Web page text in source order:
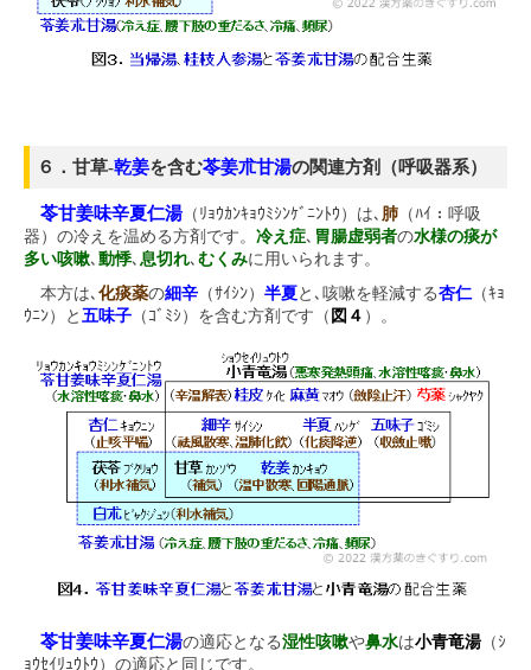
６．甘草-乾姜を含む苓姜朮甘湯の関連方剤（呼吸器系）
苓甘姜味辛夏仁湯（ﾘｮｳｶﾝｷｮｳﾐｼﾝｹﾞﾆﾝﾄｳ）は､ 肺 （ﾊｲ：呼吸
器）の冷えを温める方剤です。 冷え症､ 胃腸虚弱者の水様の痰が
多い咳嗽､ 動悸､ 息切れ､ むくみに用いられます。
本方は､ 化痰薬の細辛 （ｻｲｼﾝ） 半夏と､咳嗽を軽減する杏仁 （ｷｮ
ｳﾆﾝ）と 五味子 （ｺﾞﾐｼ）を含む方剤です（ 図４ ）。
苓甘姜味辛夏仁湯の適応となる湿性咳嗽や鼻水は小青竜湯（ｼ
ｮｳｾｲﾘｭｳﾄｳ）の適応と同じです。